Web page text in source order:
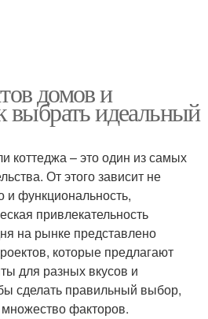
домов и
выбрать идеальный
коттеджа – это один из самых
От этого зависит не
функциональность,
привлекательность
на рынке представлено
которые предлагают
для разных вкусов и
сделать правильный выбор,
факторов.